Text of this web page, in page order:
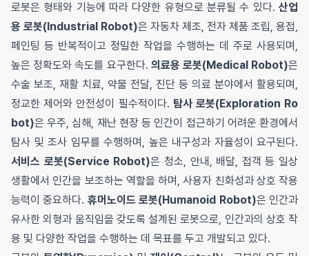
로봇은 형태와 기능에 따라 다양한 유형으로 분류될 수 있다. 산업
용 로봇(Industrial Robot)은 자동차 제조, 전자 제품 조립, 용접,
페인팅 등 반복적이고 정밀한 작업을 수행하는 데 주로 사용되며,
높은 정확도와 속도를 요구한다. 의료용 로봇(Medical Robot)은
수술 보조, 재활 치료, 약물 전달, 진단 등 의료 분야에서 활용되며,
정교한 제어와 안전성이 필수적이다. 탐사 로봇(Exploration Ro
bot)은 우주, 심해, 재난 현장 등 인간이 접근하기 어려운 환경에서
탐사 및 조사 임무를 수행하며, 높은 내구성과 자율성이 요구된다.
서비스 로봇(Service Robot)은 청소, 안내, 배달, 접객 등 일상
생활에서 인간을 보조하는 역할을 하며, 사용자 친화성과 상호 작용
능력이 중요하다. 휴머노이드 로봇(Humanoid Robot)은 인간과
유사한 외형과 움직임을 갖도록 설계된 로봇으로, 인간과의 상호 작
용 및 다양한 작업을 수행하는 데 목표를 두고 개발되고 있다.